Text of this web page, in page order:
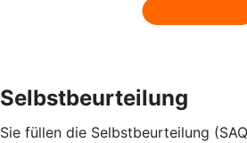
Selbstbeurteilung
Sie füllen die Selbstbeurteilung